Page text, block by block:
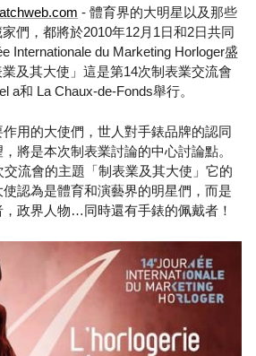
- 體育界的大明星以及那些
們，都將於2010年12月1日和2日共同
Internationale du Marketing Horloger盛
及其大使」這是第14次制表業交流會
a和 La Chaux-de-Fonds舉行。
用的大使們，世人對手錶品牌的認同
將是本次制表業討論的中心討論點。
流會的主題「制表業及其大使」它的
認為是體育和演藝界的明星們，而是
政界人物…同時還有手錶的佩戴者！